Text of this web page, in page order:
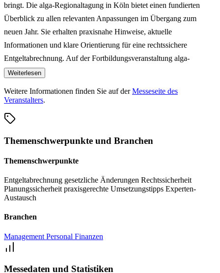
bringt. Die alga‑Regionaltagung in Köln bietet einen fundierten
Überblick zu allen relevanten Anpassungen im Übergang zum
neuen Jahr. Sie erhalten praxisnahe Hinweise, aktuelle
Informationen und klare Orientierung für eine rechtssichere
Entgeltabrechnung. Auf der Fortbildungsveranstaltung alga-
Regionaltagung in Köln werden Fragen wie "Welche gesetzlichen
haben neue Vorgaben auf die Entgeltabrechnung?", "Wie setzen Sie
Neuerungen effizient und rechtssicher um?" oder auch "Welche
Trends prägen Payroll und HR künftig?" beantwortet. Die alga-
Regionaltagung in Köln richtet sich an Entgeltabrechner,
Verantwortliche für Lohn- und Gehaltsthemen.
Weiterlesen
Weitere Informationen finden Sie auf derMesseseite des
Veranstalters.
Themenschwerpunkte und Branchen
Themenschwerpunkte
Entgeltabrechnung gesetzliche Änderungen Rechtssicherheit
Planungssicherheit praxisgerechte Umsetzungstipps Experten-
Austausch
Branchen
Management Personal Finanzen
Messedaten und Statistiken